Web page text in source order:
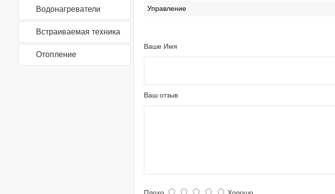
Водонагреватели
Встраиваемая техника
Отопление
Управление
Ваше Имя
Ваш отзыв
Плохо Хорошо